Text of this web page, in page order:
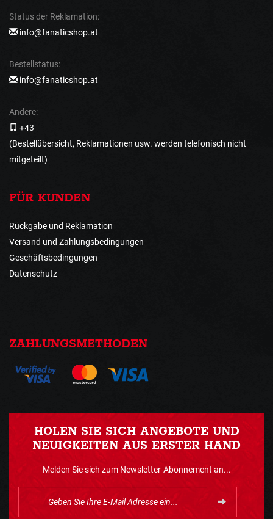
Status der Reklamation:
info@fanaticshop.at
Bestellstatus:
info@fanaticshop.at
Andere:
+43
(Bestellübersicht, Reklamationen usw. werden telefonisch nicht
mitgeteilt)
FÜR KUNDEN
Rückgabe und Reklamation
Versand und Zahlungsbedingungen
Geschäftsbedingungen
Datenschutz
ZAHLUNGSMETHODEN
HOLEN SIE SICH ANGEBOTE UND
NEUIGKEITEN AUS ERSTER HAND
Melden Sie sich zum Newsletter-Abonnement an...